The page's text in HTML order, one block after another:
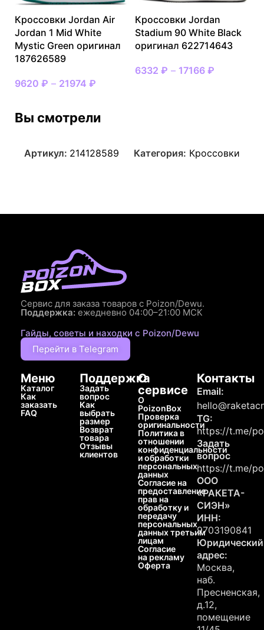
Кроссовки Jordan Air
Jordan 1 Mid White
Mystic Green оригинал
187626589
9620 ₽ – 21974 ₽
Кроссовки Jordan
Stadium 90 White Black
оригинал 622714643
6332 ₽ – 17166 ₽
Вы смотрели
Артикул: 214128589 Категория: Кроссовки
Сервис для заказа товаров с Poizon/Dewu.
Поддержка: ежедневно 04:00–21:00 МСК
Гайды, советы и находки с Poizon/Dewu
Перейти в Telegram
Меню
Каталог
Как
заказать
FAQ
Поддержка
Задать
вопрос
Как
выбрать
размер
Возврат
товара
Отзывы
клиентов
О
сервисе
О
PoizonBox
Проверка
оригинальности
Политика в
отношении
конфиденциальности
и обработки
персональных
данных
Согласие на
предоставление
прав на
обработку и
передачу
персональных
данных третьим
лицам
Согласие
на рекламу
Оферта
Контакты
Email:
TG:
https://t.me/
Задать
вопрос
https://t.me/
ООО
«РАКЕТА-
СИЭН»
ИНН:
9703190841
Юридический
адрес:
Москва,
наб.
Пресненская,
д.12,
помещение